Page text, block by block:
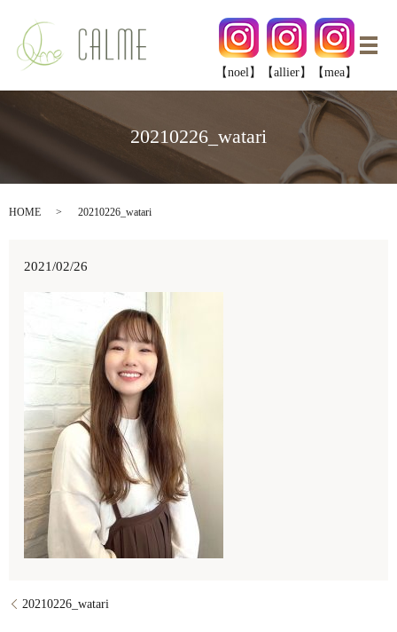
メ
【noel】
【allier】 【mea】
20210226_watari
HOME 20210226_watari
2021/02/26
20210226_watari